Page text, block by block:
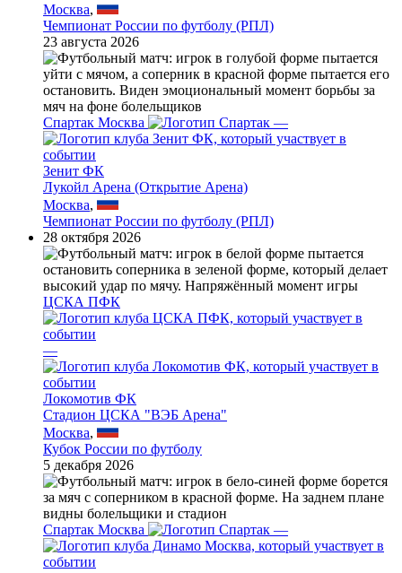
Москва,
Чемпионат России по футболу (РПЛ)
23 августа 2026
Спартак Москва —
Зенит ФК
Лукойл Арена (Открытие Арена)
Москва,
Чемпионат России по футболу (РПЛ)
28 октября 2026
ЦСКА ПФК
—
Локомотив ФК
Стадион ЦСКА "ВЭБ Арена"
Москва,
Кубок России по футболу
5 декабря 2026
Спартак Москва —